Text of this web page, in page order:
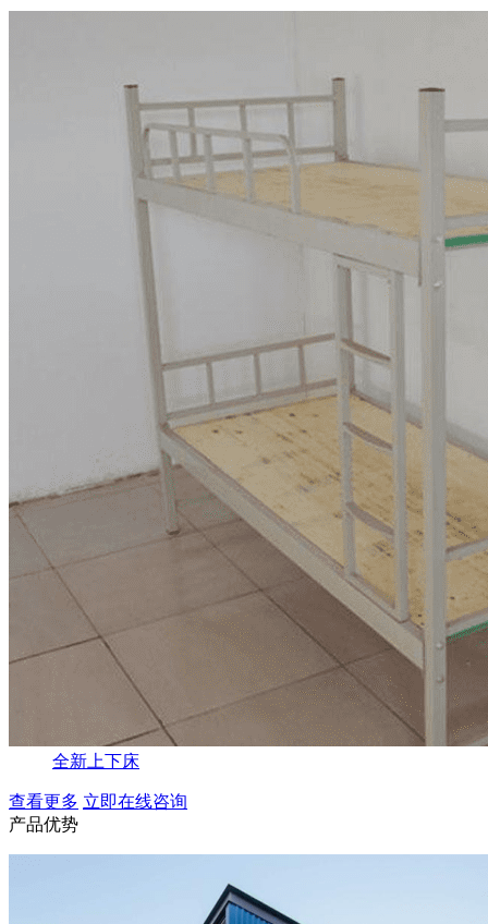
全新上下床
查看更多 立即在线咨询
产品优势